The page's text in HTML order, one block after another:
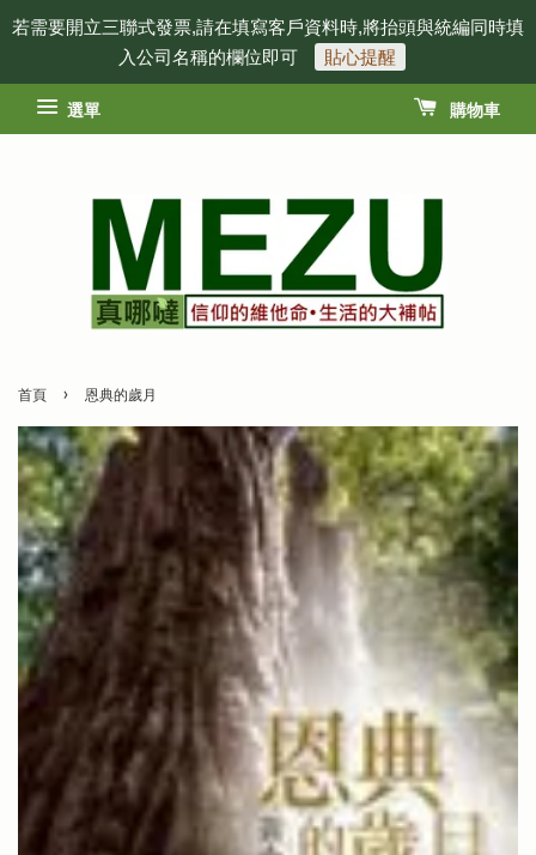
若需要開立三聯式發票,請在填寫客戶資料時,將抬頭與統編同時填
入公司名稱的欄位即可
貼心提醒
選單 購物車
首頁 › 恩典的歲月